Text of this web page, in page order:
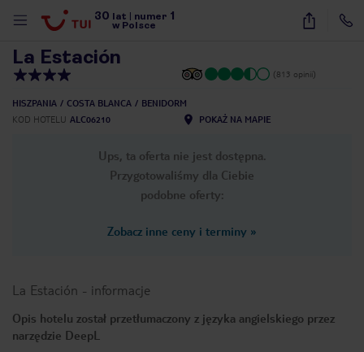
30 lat numer 1
w Polsce
47
La Estación
(813 opinii)
HISZPANIA COSTA BLANCA
BENIDORM
KOD HOTELU ALC06210 POKAŻ NA MAPIE
Ups, ta oferta nie jest dostępna.
Przygotowaliśmy dla Ciebie
podobne oferty:
Zobacz inne ceny i terminy »
La Estación - informacje
Opis hotelu został przetłumaczony z języka angielskiego przez
narzędzie DeepL